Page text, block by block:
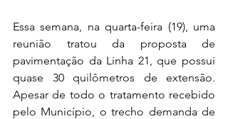
Essa semana, na quarta-feira (19), uma
reunião tratou da proposta de
pavimentação da Linha 21, que possui
quase 30 quilômetros de extensão.
Apesar de todo o tratamento recebido
pelo Município, o trecho demanda de